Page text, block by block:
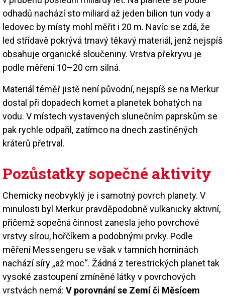
odhadů nachází sto miliard až jeden bilion tun vody a
ledovec by místy mohl měřit i 20 m. Navíc se zdá, že
led střídavě pokrývá tmavý těkavý materiál, jenž nejspíš
obsahuje organické sloučeniny. Vrstva překryvu je
podle měření 10–20 cm silná.
Materiál téměř jistě není původní, nejspíš se na Merkur
dostal při dopadech komet a planetek bohatých na
vodu. V místech vystavených slunečním paprskům se
pak rychle odpařil, zatímco na dnech zastíněných
kráterů přetrval.
Pozůstatky sopečné aktivity
Chemicky neobvyklý je i samotný povrch planety. V
minulosti byl Merkur pravděpodobně vulkanicky aktivní,
přičemž sopečná činnost zanesla jeho povrchové
vrstvy sírou, hořčíkem a podobnými prvky. Podle
měření Messengeru se však v tamních horninách
nachází síry „až moc“. Žádná z terestrických planet tak
vysoké zastoupení zmíněné látky v povrchových
vrstvách nemá: V porovnání se Zemí či Měsícem